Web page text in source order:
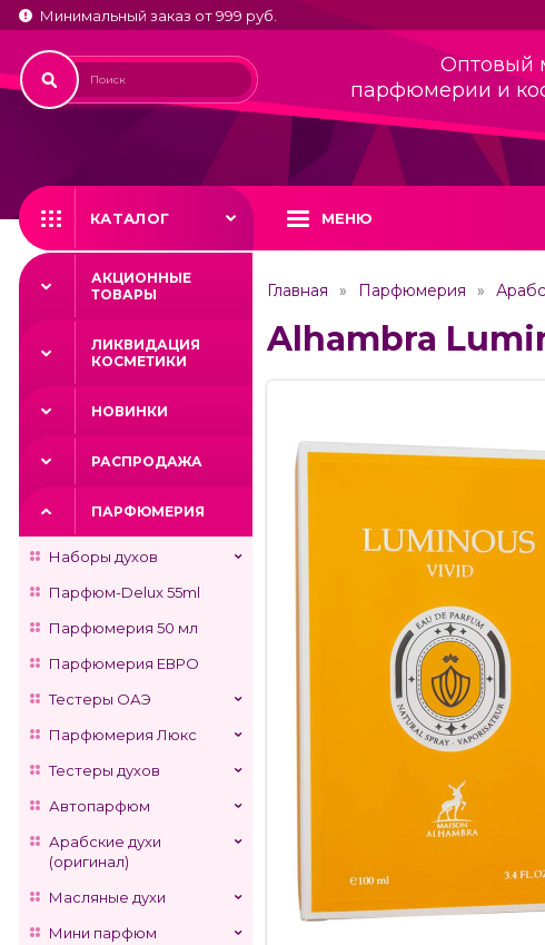
Минимальный заказ от 999 руб.
Оптовый
парфюмерии и
КАТАЛОГ МЕНЮ
АКЦИОННЫЕ
ТОВАРЫ
ЛИКВИДАЦИЯ
КОСМЕТИКИ
НОВИНКИ
РАСПРОДАЖА
ПАРФЮМЕРИЯ
Наборы духов
Парфюм-Delux 55ml
Парфюмерия 50 мл
Парфюмерия ЕВРО
Тестеры ОАЭ
Парфюмерия Люкс
Тестеры духов
Автопарфюм
Арабские духи
(оригинал)
Масляные духи
Мини парфюм
Главная Парфюмерия
Alhambra